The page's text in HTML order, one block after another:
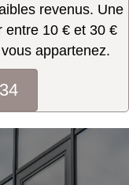
revenus. Une
entre 10 € et 30 €
appartenez.